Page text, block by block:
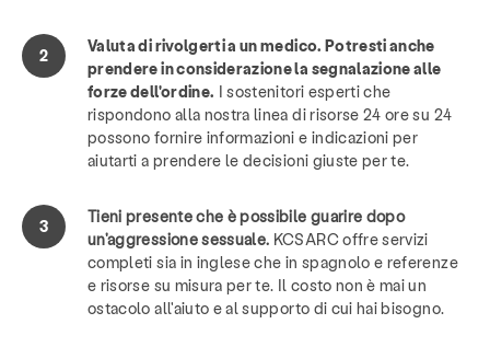
Valuta di rivolgerti a un medico. Potresti anche
prendere in considerazione la segnalazione alle
forze dell'ordine. I sostenitori esperti che
rispondono alla nostra linea di risorse 24 ore su 24
possono fornire informazioni e indicazioni per
aiutarti a prendere le decisioni giuste per te.
Tieni presente che è possibile guarire dopo
un'aggressione sessuale. KCSARC offre servizi
completi sia in inglese che in spagnolo e referenze
e risorse su misura per te. Il costo non è mai un
ostacolo all'aiuto e al supporto di cui hai bisogno.